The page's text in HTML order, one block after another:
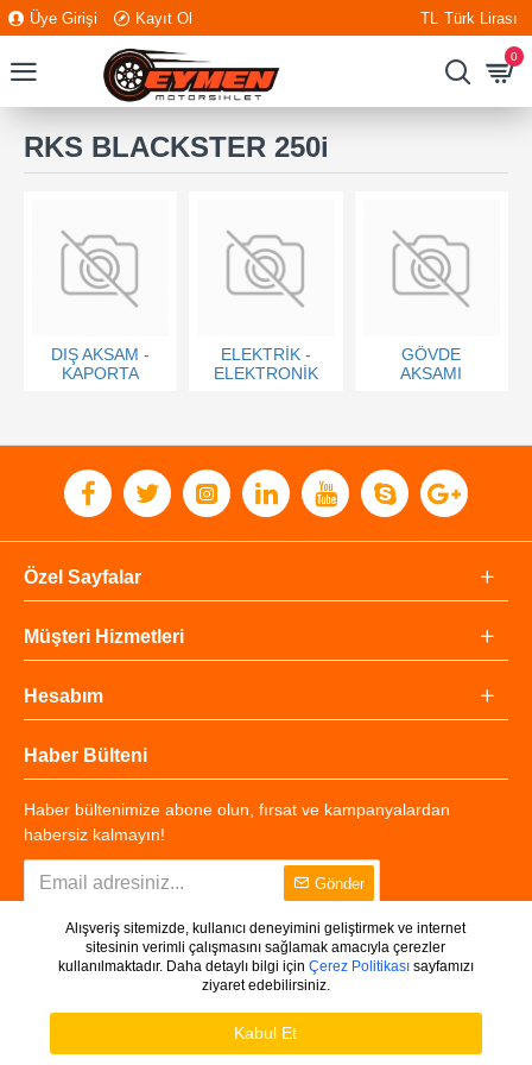
Üye Girişi Kayıt Ol TL Türk Lirası
0
RKS BLACKSTER 250i
DIŞ AKSAM -
KAPORTA
ELEKTRİK -
ELEKTRONİK
GÖVDE
AKSAMI
Özel Sayfalar
Müşteri Hizmetleri
Hesabım
Haber Bülteni
Haber bültenimize abone olun, fırsat ve kampanyalardan
habersiz kalmayın!
Gönder
Copyright © 2025 - Tüm Hakları Saklıdır.
Alışveriş sitemizde, kullanıcı deneyimini geliştirmek ve internet
sitesinin verimli çalışmasını sağlamak amacıyla çerezler
kullanılmaktadır. Daha detaylı bilgi için Çerez Politikasısayfamızı
ziyaret edebilirsiniz.
Kabul Et
Ürünleri Filtrele